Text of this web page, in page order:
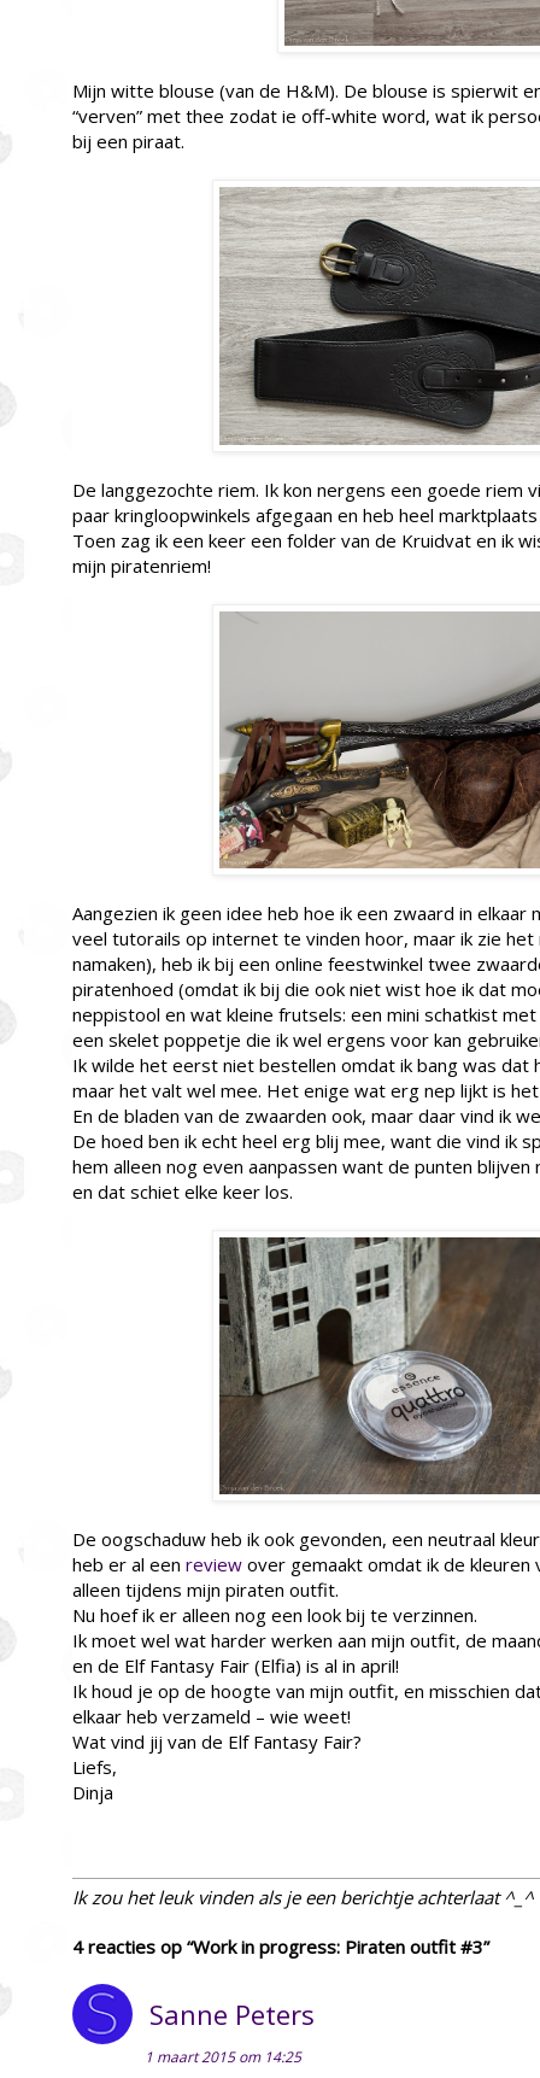
Mijn witte blouse (van de H&M). De blouse is spierwit
“verven” met thee zodat ie off-white word, wat ik
bij een piraat.
De langgezochte riem. Ik kon nergens een goede riem
paar kringloopwinkels afgegaan en heb heel
Toen zag ik een keer een folder van de Kruidvat en ik
mijn piratenriem!
Aangezien ik geen idee heb hoe ik een zwaard in
veel tutorails op internet te vinden hoor, maar ik zie
namaken), heb ik bij een online feestwinkel twee
piratenhoed (omdat ik bij die ook niet wist hoe ik dat
neppistool en wat kleine frutsels: een mini schatkist
een skelet poppetje die ik wel ergens voor kan
Ik wilde het eerst niet bestellen omdat ik bang was dat
maar het valt wel mee. Het enige wat erg nep lijkt is
En de bladen van de zwaarden ook, maar daar vind ik
De hoed ben ik echt heel erg blij mee, want die vind ik
hem alleen nog even aanpassen want de punten
en dat schiet elke keer los.
De oogschaduw heb ik ook gevonden, een neutraal
heb er al een review over gemaakt omdat ik de kleuren
alleen tijdens mijn piraten outfit.
Nu hoef ik er alleen nog een look bij te verzinnen.
Ik moet wel wat harder werken aan mijn outfit, de
en de Elf Fantasy Fair (Elfia) is al in april!
Ik houd je op de hoogte van mijn outfit, en misschien
elkaar heb verzameld – wie weet!
Wat vind jij van de Elf Fantasy Fair?
Liefs,
Dinja
Ik zou het leuk vinden als je een berichtje achterlaat ^_^
4 reacties op “Work in progress: Piraten outfit #3”
Sanne Peters
1 maart 2015 om 14:25